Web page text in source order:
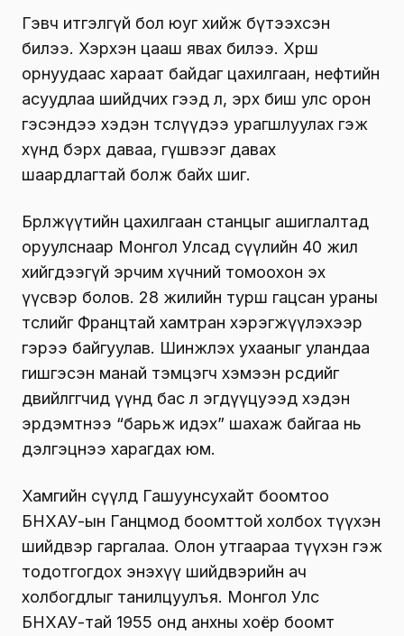
Гэвч итгэлгүй бол юуг хийж бүтээхсэн
билээ. Хэрхэн цааш явах билээ. Хөрш
орнуудаас хараат байдаг цахилгаан, нефтийн
асуудлаа шийдчих гээд л, эрх биш улс орон
гэсэндээ хэдэн төслүүдээ урагшлуулах гэж
хүнд бэрх даваа, гүшвээг давах
шаардлагтай болж байх шиг.
Бөөрөлжүүтийн цахилгаан станцыг ашиглалтад
оруулснаар Монгол Улсад сүүлийн 40 жил
хийгдээгүй эрчим хүчний томоохон эх
үүсвэр болов. 28 жилийн турш гацсан ураны
төслийг Францтай хамтран хэрэгжүүлэхээр
гэрээ байгуулав. Шинжлэх ухааныг уландаа
гишгэсэн манай тэмцэгч хэмээн өөрсдийгөө
дөвийлгөгчид үүнд бас л эгдүүцуээд хэдэн
эрдэмтнээ “барьж идэх” шахаж байгаа нь
дэлгэцнээ харагдах юм.
Хамгийн сүүлд Гашуунсухайт боомтоо
БНХАУ-ын Ганцмод боомттой холбох түүхэн
шийдвэр гаргалаа. Олон утгаараа түүхэн гэж
тодотгогдох энэхүү шийдвэрийн ач
холбогдлыг танилцуулъя. Монгол Улс
БНХАУ-тай 1955 онд анхны хоёр боомт